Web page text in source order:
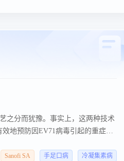
之分而犹豫。事实上，这两种技术
地预防因EV71病毒引起的重症手
Sanofi SA 手足口病 冷凝集素病